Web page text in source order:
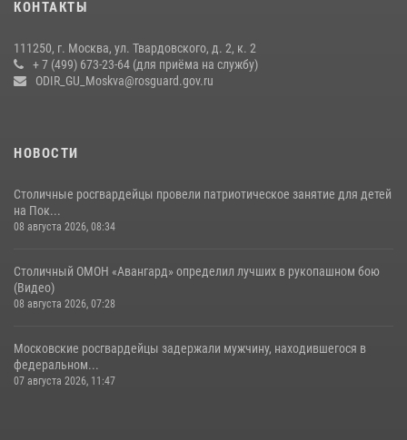
КОНТАКТЫ
111250, г. Москва, ул. Твардовского, д. 2, к. 2
+ 7 (499) 673-23-64 (для приёма на службу)
ODIR_GU_Moskva@rosguard.gov.ru
НОВОСТИ
Столичные росгвардейцы провели патриотическое занятие для детей
на Пок...
08 августа 2026, 08:34
Столичный ОМОН «Авангард» определил лучших в рукопашном бою
(Видео)
08 августа 2026, 07:28
Московские росгвардейцы задержали мужчину, находившегося в
федеральном...
07 августа 2026, 11:47